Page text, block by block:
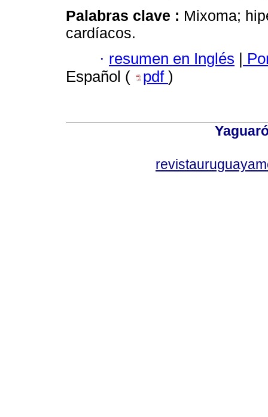
Palabras clave : Mixoma;
cardíacos.
· resumen en Inglés |
Español (
pdf )